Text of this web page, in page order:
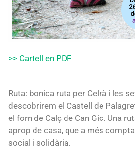
>> Cartell en PDF
Ruta: bonica ruta per Celrà i les
descobrirem el Castell de
el forn de Calç de Can Gic. Una
aprop de casa, que a més
social i solidària.